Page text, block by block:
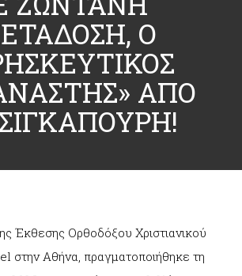
Ο
ΑΠΟ
Έκθεσης Ορθοδόξου Χριστιανικού
στην Αθήνα, πραγματοποιήθηκε τη